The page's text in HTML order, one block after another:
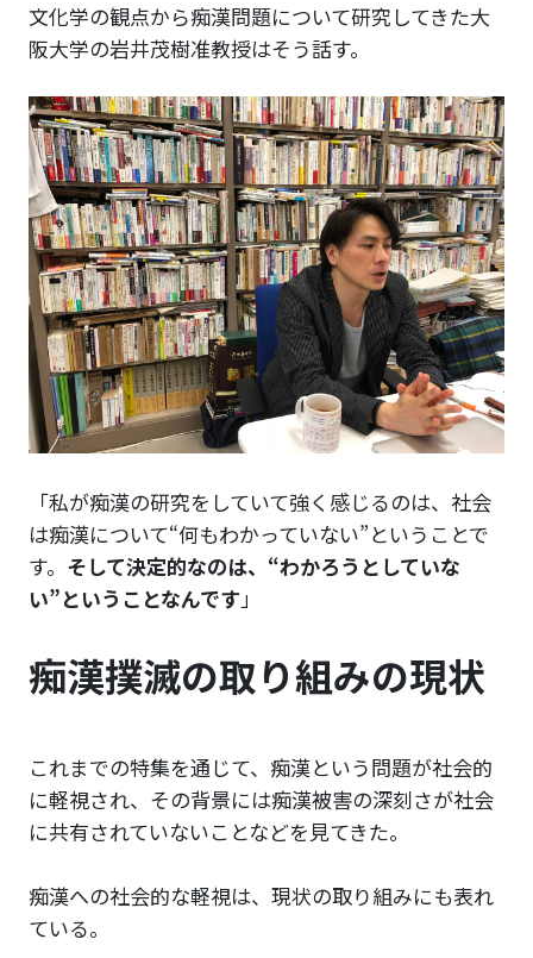
文化学の観点から痴漢問題について研究してきた大
阪大学の岩井茂樹准教授はそう話す。
「私が痴漢の研究をしていて強く感じるのは、社会
は痴漢について“何もわかっていない”ということで
す。 そして決定的なのは、“わかろうとしていな
い”ということなんです」
痴漢撲滅の取り組みの現状
これまでの特集を通じて、痴漢という問題が社会的
に軽視され、その背景には痴漢被害の深刻さが社会
に共有されていないことなどを見てきた。
痴漢への社会的な軽視は、現状の取り組みにも表れ
ている。